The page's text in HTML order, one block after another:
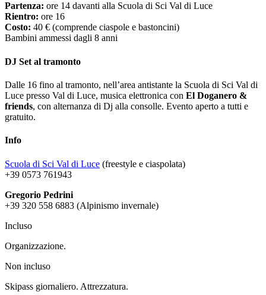
Partenza: ore 14 davanti alla Scuola di Sci Val di Luce
Rientro: ore 16
Costo: 40 € (comprende ciaspole e bastoncini)
Bambini ammessi dagli 8 anni
DJ Set al tramonto
Dalle 16 fino al tramonto, nell’area antistante la Scuola di Sci Val di
Luce presso Val di Luce, musica elettronica con El Doganero &
friends, con alternanza di Dj alla consolle. Evento aperto a tutti e
gratuito.
Info
Scuola di Sci Val di Luce (freestyle e ciaspolata)
+39 0573 761943
Gregorio Pedrini
+39 320 558 6883 (Alpinismo invernale)
Incluso
Organizzazione.
Non incluso
Skipass giornaliero. Attrezzatura.